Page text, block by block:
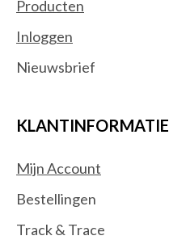
Producten
Inloggen
Nieuwsbrief
KLANTINFORMATIE
Mijn Account
Bestellingen
Track & Trace